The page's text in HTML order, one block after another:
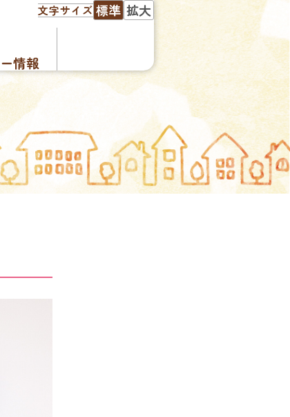
文字サイズ 標準 拡大
情報